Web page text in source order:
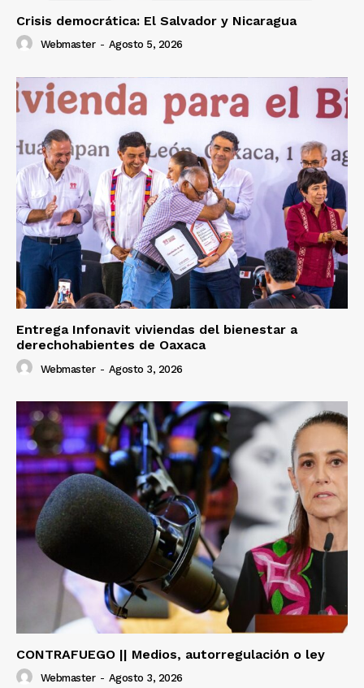
Crisis democrática: El Salvador y Nicaragua
Webmaster - Agosto 5, 2026
Entrega Infonavit viviendas del bienestar a
derechohabientes de Oaxaca
Webmaster - Agosto 3, 2026
CONTRAFUEGO || Medios, autorregulación o ley
Webmaster - Agosto 3, 2026